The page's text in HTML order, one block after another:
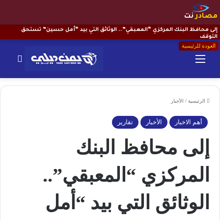
مصادرنت
العودة للرئيسية
إلى محافظ البنك المركزي “المعبقي”.. الوثائق التي بيد “أمل حسين” تستحق
التوقف